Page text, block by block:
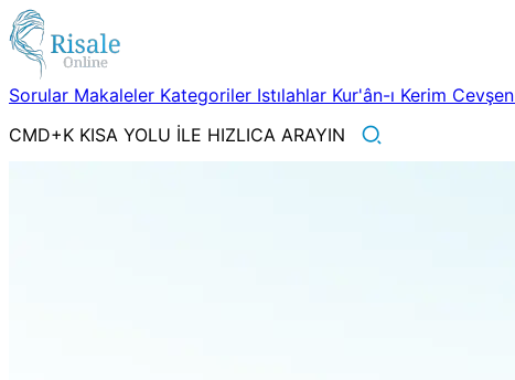
Sorular Makaleler Kategoriler Istılahlar Kur'ân-ı Kerim Cevşen
CMD+K KISA YOLU İLE HIZLICA ARAYIN